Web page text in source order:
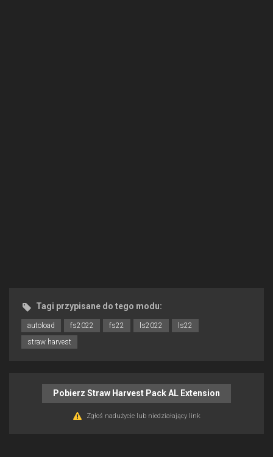
Tagi przypisane do tego modu:
autoload fs2022 fs22 ls2022
ls22
straw harvest
Pobierz Straw Harvest Pack AL Extension
Zgłoś nadużycie lub niedziałający link